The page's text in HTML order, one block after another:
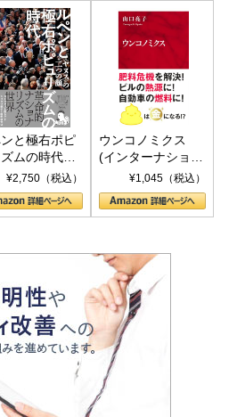
と極右ポピ
ムの時代：
ヌス〉の二つ
¥2,750（税込）
ウンコノミクス
(インターナショナ
ル新書)¥1,045（税込）